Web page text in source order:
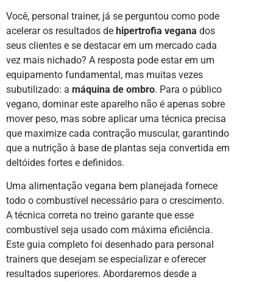
Você, personal trainer, já se perguntou como pode
acelerar os resultados de hipertrofia vegana dos
seus clientes e se destacar em um mercado cada
vez mais nichado? A resposta pode estar em um
equipamento fundamental, mas muitas vezes
subutilizado: a máquina de ombro. Para o público
vegano, dominar este aparelho não é apenas sobre
mover peso, mas sobre aplicar uma técnica precisa
que maximize cada contração muscular, garantindo
que a nutrição à base de plantas seja convertida em
deltóides fortes e definidos.
Uma alimentação vegana bem planejada fornece
todo o combustível necessário para o crescimento.
A técnica correta no treino garante que esse
combustível seja usado com máxima eficiência.
Este guia completo foi desenhado para personal
trainers que desejam se especializar e oferecer
resultados superiores. Abordaremos desde a